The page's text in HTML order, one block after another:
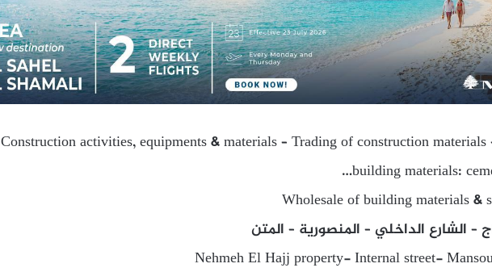
Construction activities, equipments & materials – Trading of construction
building materials:
Wholesale of building materials &
– الشارع الداخلي – المنصورية – المتن
Nehmeh El Hajj property- Internal street-